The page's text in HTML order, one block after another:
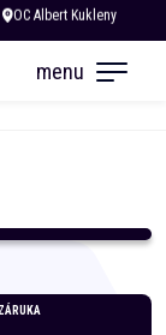
Dnes otevřeno do 18:00
menu